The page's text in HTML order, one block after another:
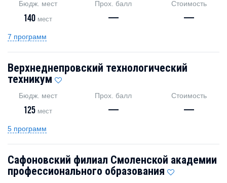
Бюдж. мест
140 мест
Прох. балл
—
Стоимость
—
7 программ
Верхнеднепровский технологический
техникум
Бюдж. мест
125 мест
Прох. балл
—
Стоимость
—
5 программ
Сафоновский филиал Смоленской академии
профессионального образования